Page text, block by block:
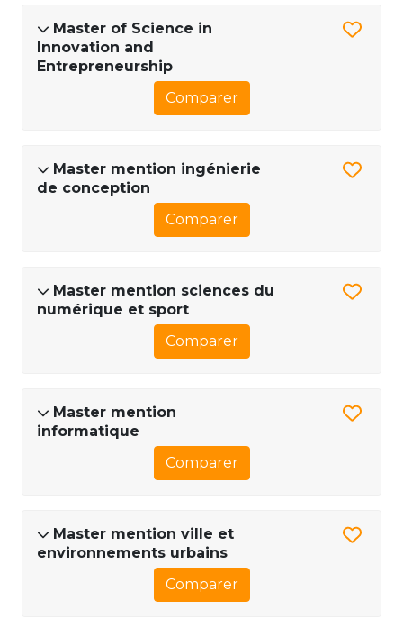
Master of Science in
Innovation and
Entrepreneurship
Comparer
Master mention ingénierie
de conception
Comparer
Master mention sciences du
numérique et sport
Comparer
Master mention
informatique
Comparer
Master mention ville et
environnements urbains
Comparer